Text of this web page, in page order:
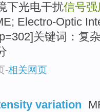
下光电干扰信号强
Electro-Optic
关键词：复
-相关网页
variation